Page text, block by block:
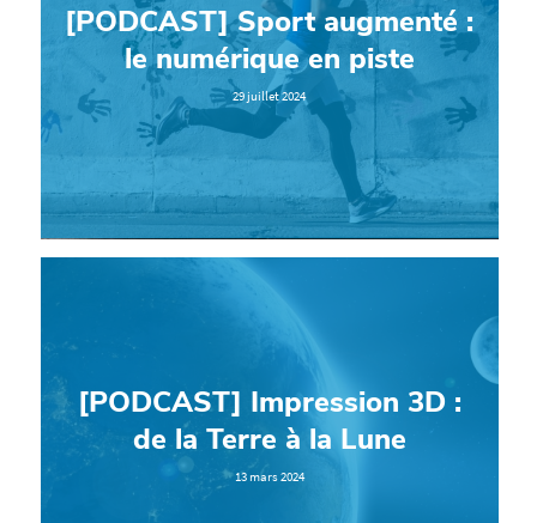
[PODCAST] Sport augmenté :
le numérique en piste
29 juillet 2024
[PODCAST] Impression 3D :
de la Terre à la Lune
13 mars 2024